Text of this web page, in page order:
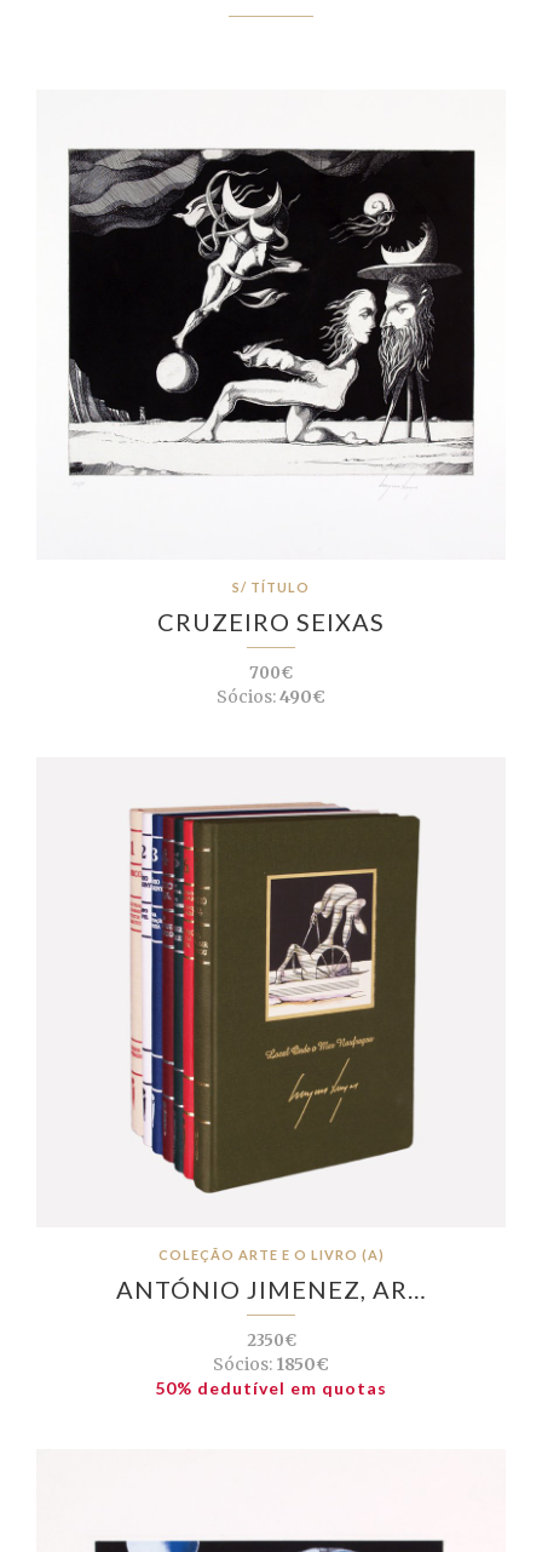
S/ TÍTULO
CRUZEIRO SEIXAS
700€
Sócios:490€
COLEÇÃO ARTE E O LIVRO (A)
ANTÓNIO JIMENEZ, AR…
2350€
Sócios: 1850€
50% dedutível em quotas